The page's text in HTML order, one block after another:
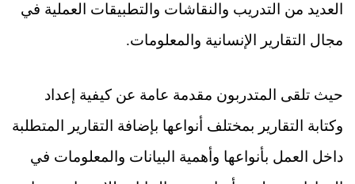
العديد من التدريب والنقاشات والتطبيقات العملية في
مجال التقارير الإنسانية والمعلومات.
حيث تلقى المتدربون مقدمة عامة عن كيفية إعداد
وكتابة التقارير بمختلف أنواعها بإضافة التقارير المتطلبة
داخل العمل بأنواعها وأهمية البيانات والمعلومات في